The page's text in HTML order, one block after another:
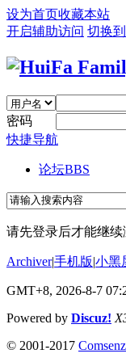
设为首页收藏本站
开启辅助访问 切换
密码
快捷导航
论坛BBS
请先登录后才能继续
Archiver|手机版|小黑
GMT+8, 2026-8-7
Powered by Discuz!
© 2001-2017